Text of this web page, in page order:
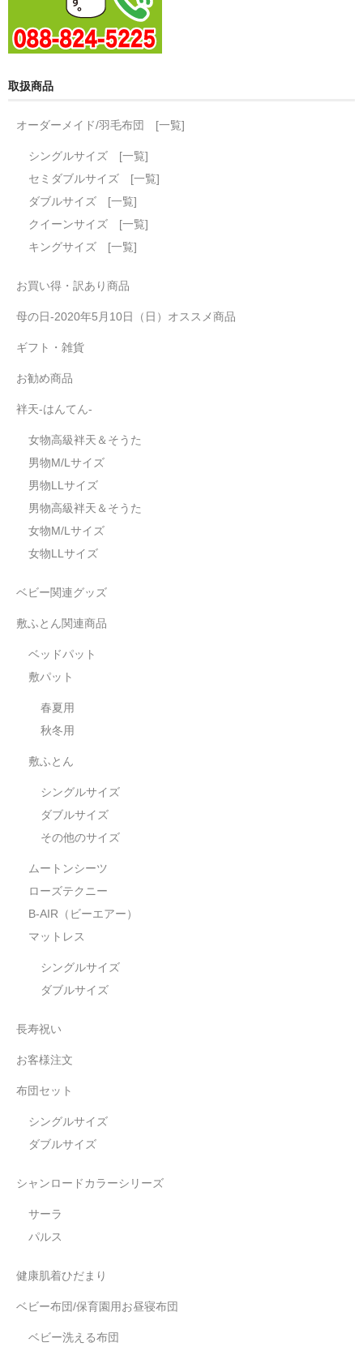
取扱商品
オーダーメイド/羽毛布団 [一覧]
シングルサイズ [一覧]
セミダブルサイズ [一覧]
ダブルサイズ [一覧]
クイーンサイズ [一覧]
キングサイズ [一覧]
お買い得・訳あり商品
母の日-2020年5月10日（日）オススメ商品
ギフト・雑貨
お勧め商品
袢天-はんてん-
女物高級袢天＆そうた
男物M/Lサイズ
男物LLサイズ
男物高級袢天＆そうた
女物M/Lサイズ
女物LLサイズ
ベビー関連グッズ
敷ふとん関連商品
ベッドパット
敷パット
春夏用
秋冬用
敷ふとん
シングルサイズ
ダブルサイズ
その他のサイズ
ムートンシーツ
ローズテクニー
B-AIR（ビーエアー）
マットレス
シングルサイズ
ダブルサイズ
長寿祝い
お客様注文
布団セット
シングルサイズ
ダブルサイズ
シャンロードカラーシリーズ
サーラ
パルス
健康肌着ひだまり
ベビー布団/保育園用お昼寝布団
ベビー洗える布団